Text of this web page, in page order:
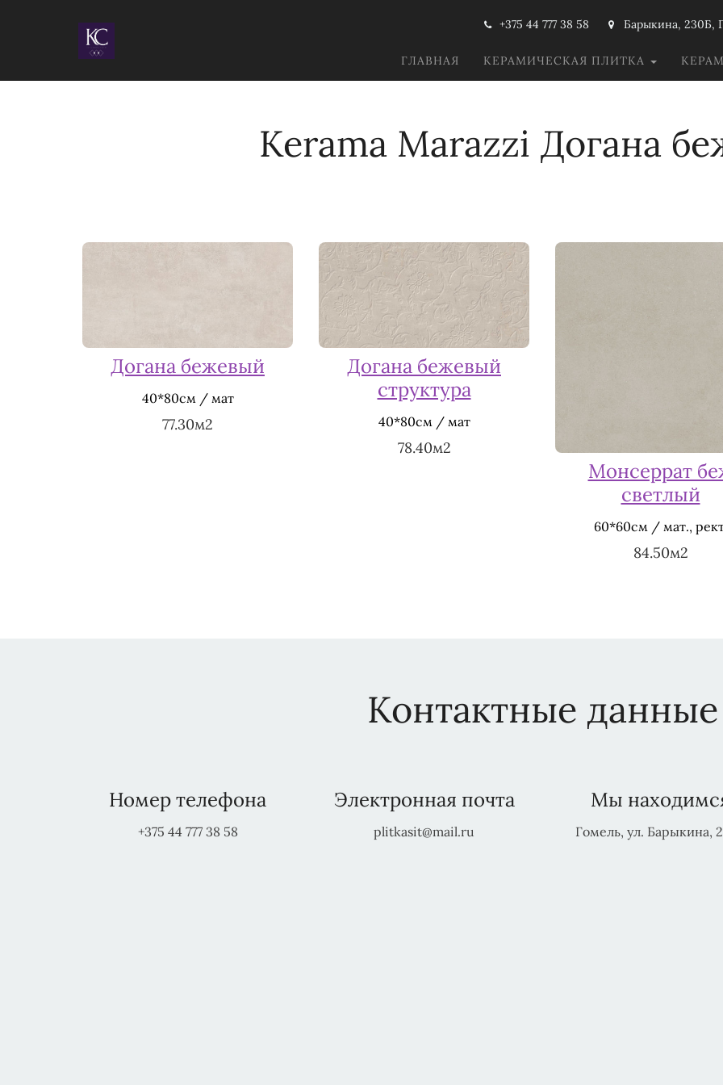
+375 44 777 38 58 Барыкина, 230Б,
ГЛАВНАЯ КЕРАМИЧЕСКАЯ ПЛИТКА
Kerama Marazzi Догана
Догана бежевый
40*80см / мат
77.30м2
Догана бежевый
структура
40*80см / мат
78.40м2
Монсеррат
светлый
60*60см / мат.,
84.50м2
Контактные данные
Номер телефона
+375 44 777 38 58
Электронная почта
plitkasit@mail.ru
Мы
Гомель, ул. Барыкина,